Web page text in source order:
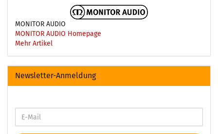
MONITOR AUDIO
MONITOR AUDIO Homepage
Mehr Artikel
Newsletter-Anmeldung